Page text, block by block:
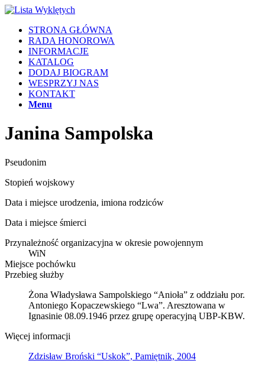
STRONA GŁÓWNA
RADA HONOROWA
INFORMACJE
KATALOG
DODAJ BIOGRAM
WESPRZYJ NAS
KONTAKT
Menu
Janina Sampolska
Pseudonim
Stopień wojskowy
Data i miejsce urodzenia, imiona rodziców
Data i miejsce śmierci
Przynależność organizacyjna w okresie powojennym
WiN
Miejsce pochówku
Przebieg służby
Żona Władysława Sampolskiego “Anioła” z oddziału por.
Antoniego Kopaczewskiego “Lwa”. Aresztowana w
Ignasinie 08.09.1946 przez grupę operacyjną UBP-KBW.
Więcej informacji
Zdzisław Broński “Uskok”, Pamiętnik, 2004